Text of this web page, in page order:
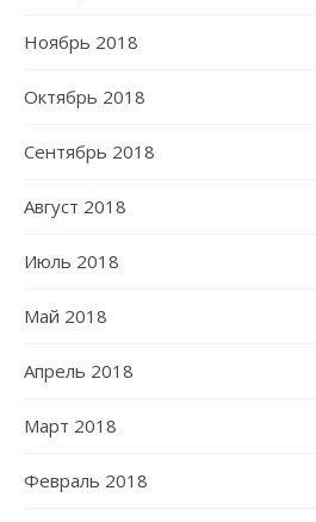
Ноябрь 2018
Октябрь 2018
Сентябрь 2018
Август 2018
Июль 2018
Май 2018
Апрель 2018
Март 2018
Февраль 2018